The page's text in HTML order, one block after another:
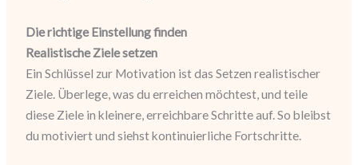
Die richtige Einstellung finden
Realistische Ziele setzen
Ein Schlüssel zur Motivation ist das Setzen realistischer
Ziele. Überlege, was du erreichen möchtest, und teile
diese Ziele in kleinere, erreichbare Schritte auf. So bleibst
du motiviert und siehst kontinuierliche Fortschritte.